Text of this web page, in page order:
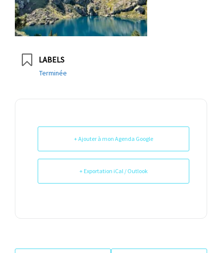
LABELS
Terminée
+ Ajouter à mon Agenda Google
+ Exportation iCal / Outlook